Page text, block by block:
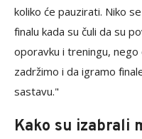
koliko će pauzirati. Niko
finalu kada su čuli da su
oporavku i treningu,
zadržimo i da igramo
sastavu."
Kako su izabrali